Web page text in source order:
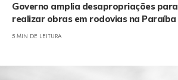
Governo amplia desapropriações para
realizar obras em rodovias na Paraíba
5 MIN DE LEITURA